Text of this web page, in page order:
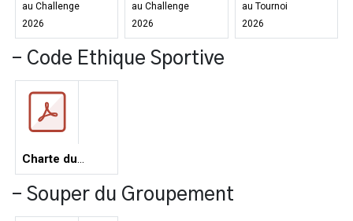
au Challenge
2026
au Challenge
2026
au Tournoi
2026
- Code Ethique Sportive
Charte du mouvement sportif
- Souper du Groupement